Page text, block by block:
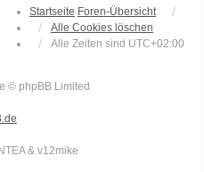
Startseite Foren-Übersicht
Alle Cookies löschen
Alle Zeiten sind UTC+02:00
© phpBB Limited
& v12mike